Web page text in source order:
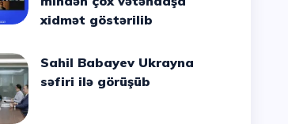
xidmət göstərilib
Sahil Babayev Ukrayna
səfiri ilə görüşüb